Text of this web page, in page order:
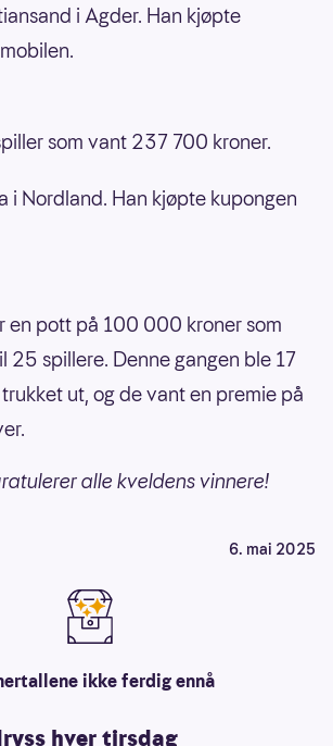
i Agder. Han kjøpte
som vant 237 700 kroner.
i Nordland. Han kjøpte kupongen
en pott på 100 000 kroner som
25 spillere. Denne gangen ble 17
ut, og de vant en premie på
alle kveldens vinnere!
6. mai 2025
ikke ferdig ennå
hver tirsdag